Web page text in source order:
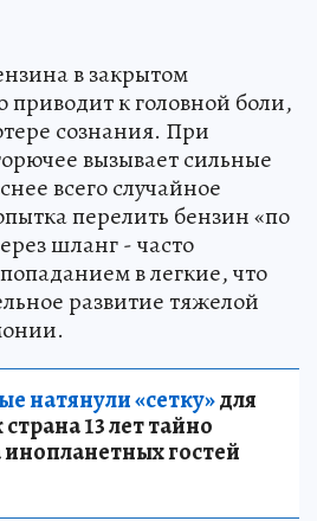
в закрытом
к головной боли,
сознания. При
вызывает сильные
всего случайное
перелить бензин «по
шланг - часто
в легкие, что
развитие тяжелой
натянули «сетку»для
13 лет тайно
инопланетных гостей